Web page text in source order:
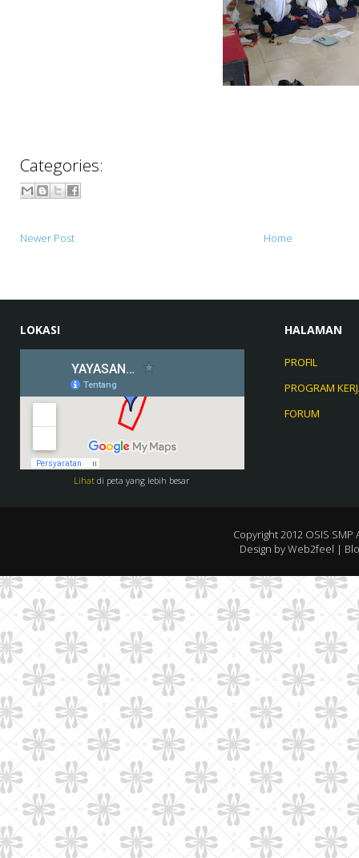
Categories:
Newer Post Home
LOKASI
Lihatdi peta yang lebih besar
HALAMAN
PROFIL
PROGRAM
FORUM
Copyright 2012 OSIS SMP
Design byWeb2feel |